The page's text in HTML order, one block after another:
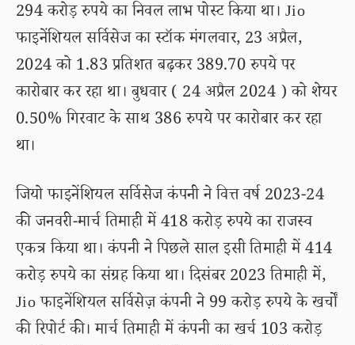
294 करोड़ रुपये का निवल लाभ पोस्ट किया था। Jio
फाइनेंशियल सर्विसेज का स्टॉक मंगलवार, 23 अप्रैल,
2024 को 1.83 प्रतिशत बढ़कर 389.70 रुपये पर
कारोबार कर रहा था। बुधवार ( 24 अप्रैल 2024 ) को शेयर
0.50% गिरवाट के साथ 386 रुपये पर कारोबार कर रहा
था।
जियो फाइनेंशियल सर्विसेज कंपनी ने वित्त वर्ष 2023-24
की जनवरी-मार्च तिमाही में 418 करोड़ रुपये का राजस्व
एकत्र किया था। कंपनी ने पिछले साल इसी तिमाही में 414
करोड़ रुपये का संग्रह किया था। दिसंबर 2023 तिमाही में,
Jio फाइनेंशियल सर्विसेज़ कंपनी ने 99 करोड़ रुपये के खर्चों
की रिपोर्ट की। मार्च तिमाही में कंपनी का खर्च 103 करोड़